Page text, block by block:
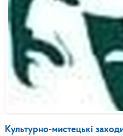
Культурно-мистецькі